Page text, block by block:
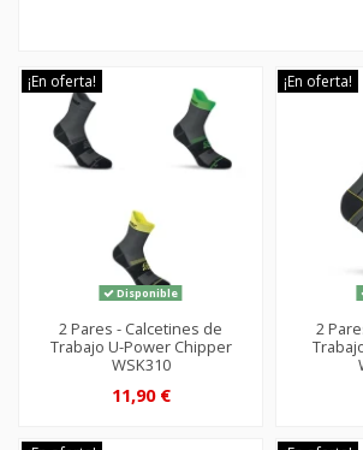
¡En oferta!
Disponible
2 Pares - Calcetines de
Trabajo U-Power Chipper
WSK310
11,90 €
¡En oferta!
2